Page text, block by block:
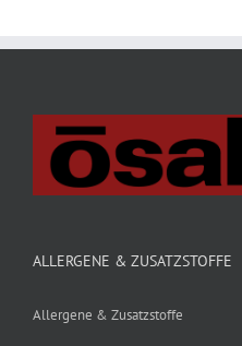
ALLERGENE & ZUSATZSTOFFE
Allergene & Zusatzstoffe